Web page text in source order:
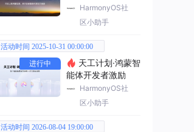
已开启HarmonyOS社
区小助手
活动时间 2025-10-31 00:00:00
进行中
能体开发者激励
HarmonyOS社
区小助手
活动时间 2026-08-04 19:00:00